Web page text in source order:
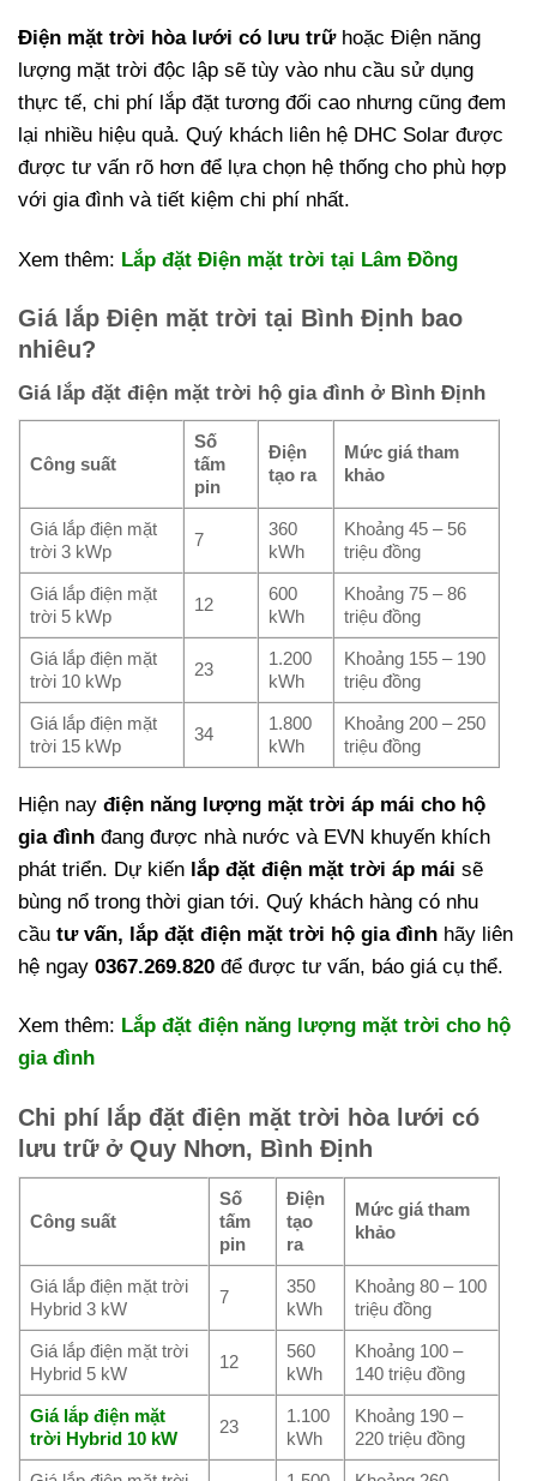
Điện mặt trời hòa lưới có lưu trữhoặc Điện năng
lượng mặt trời độc lập sẽ tùy vào nhu cầu sử dụng
thực tế, chi phí lắp đặt tương đối cao nhưng cũng đem
lại nhiều hiệu quả. Quý khách liên hệ DHC Solar được
được tư vấn rõ hơn để lựa chọn hệ thống cho phù hợp
với gia đình và tiết kiệm chi phí nhất.
Xem thêm: Lắp đặt Điện mặt trời tại Lâm Đồng
Giá lắp Điện mặt trời tại Bình Định bao
nhiêu?
Giá lắp đặt điện mặt trời hộ gia đình ở Bình Định
Công suất
Số
tấm
pin
Điện
tạo ra
Mức giá tham
khảo
Giá lắp điện mặt
trời 3 kWp
7
360
kWh
Khoảng 45 – 56
triệu đồng
Giá lắp điện mặt
trời 5 kWp
12
600
kWh
Khoảng 75 – 86
triệu đồng
Giá lắp điện mặt
trời 10 kWp
23
1.200
kWh
Khoảng 155 – 190
triệu đồng
Giá lắp điện mặt
trời 15 kWp
34
1.800
kWh
Khoảng 200 – 250
triệu đồng
Hiện nay điện năng lượng mặt trời áp mái cho hộ
gia đình đang được nhà nước và EVN khuyến khích
phát triển. Dự kiến lắp đặt điện mặt trời áp mái sẽ
bùng nổ trong thời gian tới. Quý khách hàng có nhu
cầu tư vấn, lắp đặt điện mặt trời hộ gia đình hãy liên
hệ ngay 0367.269.820 để được tư vấn, báo giá cụ thể.
Xem thêm: Lắp đặt điện năng lượng mặt trời cho hộ
gia đình
Chi phí lắp đặt điện mặt trời hòa lưới có
lưu trữ ở Quy Nhơn, Bình Định
Công suất
Số
tấm
pin
Điện
tạo
ra
Mức giá tham
khảo
Giá lắp điện mặt trời
Hybrid 3 kW
7
350
kWh
Khoảng 80 – 100
triệu đồng
Giá lắp điện mặt trời
Hybrid 5 kW
12
560
kWh
Khoảng 100 –
140 triệu đồng
Giá lắp điện mặt
trời Hybrid 10 kW
23
1.100
kWh
Khoảng 190 –
220 triệu đồng